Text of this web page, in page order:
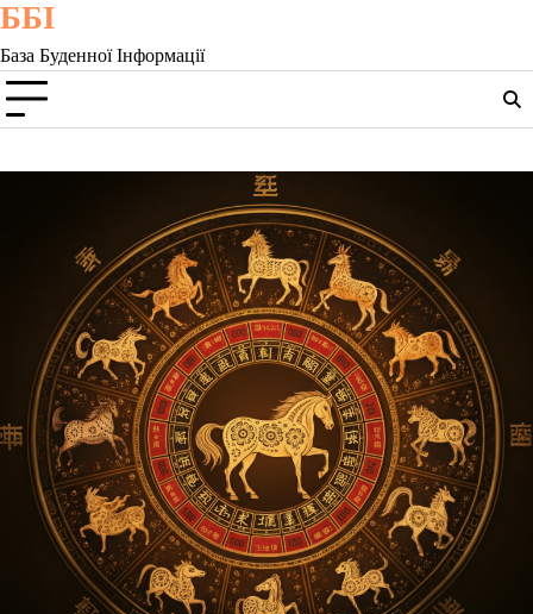
Skip
content
ББІ
База Буденної Інформації